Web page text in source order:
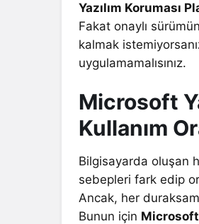
Yazılım Koruması
Fakat onaylı
kalmak
uygulamamalısınız.
Microsoft
Kullanım
Bilgisayarda oluşan
sebepleri fark edip
Ancak, her
Bunun için Microsoft